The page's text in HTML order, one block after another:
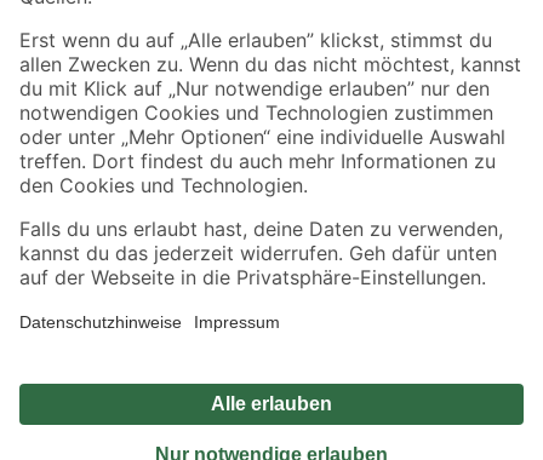
Sicher einkaufen
Jetzt die toom-App herunterladen
Alle Preisangaben in EUR inkl. gesetzl. MwSt.. Die dargestellten Angebote sind unter
Umständen nicht in allen Märkten verfügbar. Die angegebenen Verfügbarkeiten beziehen
Produkte nur solange der Vorrat reicht.
*Paketversand ab 59 € versandkostenfrei, gilt nicht für Artikel mit Speditionsversand, hier
Privatsphäre Impressum
Nutzungsbedingungen
Widerrufsrecht
Vertrag widerrufen